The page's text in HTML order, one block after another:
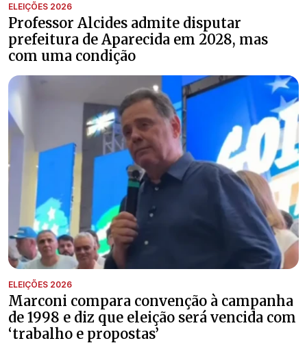
ELEIÇÕES 2026
Professor Alcides admite disputar
prefeitura de Aparecida em 2028, mas
com uma condição
ELEIÇÕES 2026
Marconi compara convenção à campanha
de 1998 e diz que eleição será vencida com
‘trabalho e propostas’